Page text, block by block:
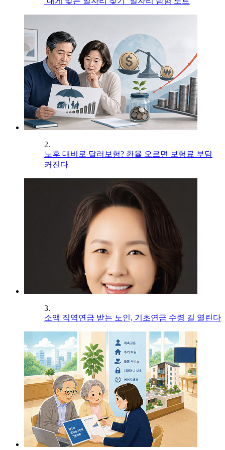
2.
노후 대비로 달러보험? 환율 오르면 보험료 부담
커진다
3.
소액 직역연금 받는 노인, 기초연금 수령 길 열린다